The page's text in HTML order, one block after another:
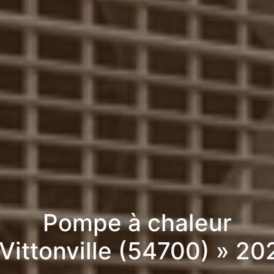
Pompe à chaleur
(54700) »